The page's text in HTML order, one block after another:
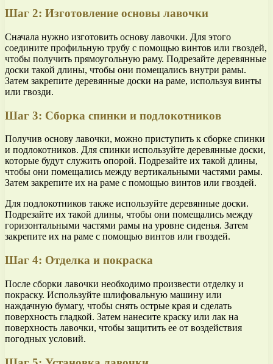
Шаг 2: Изготовление основы лавочки
Сначала нужно изготовить основу лавочки. Для этого
соедините профильную трубу с помощью винтов или гвоздей,
чтобы получить прямоугольную раму. Подрезайте деревянные
доски такой длины, чтобы они помещались внутри рамы.
Затем закрепите деревянные доски на раме, используя винты
или гвозди.
Шаг 3: Сборка спинки и подлокотников
Получив основу лавочки, можно приступить к сборке спинки
и подлокотников. Для спинки используйте деревянные доски,
которые будут служить опорой. Подрезайте их такой длины,
чтобы они помещались между вертикальными частями рамы.
Затем закрепите их на раме с помощью винтов или гвоздей.
Для подлокотников также используйте деревянные доски.
Подрезайте их такой длины, чтобы они помещались между
горизонтальными частями рамы на уровне сиденья. Затем
закрепите их на раме с помощью винтов или гвоздей.
Шаг 4: Отделка и покраска
После сборки лавочки необходимо произвести отделку и
покраску. Используйте шлифовальную машину или
наждачную бумагу, чтобы снять острые края и сделать
поверхность гладкой. Затем нанесите краску или лак на
поверхность лавочки, чтобы защитить ее от воздействия
погодных условий.